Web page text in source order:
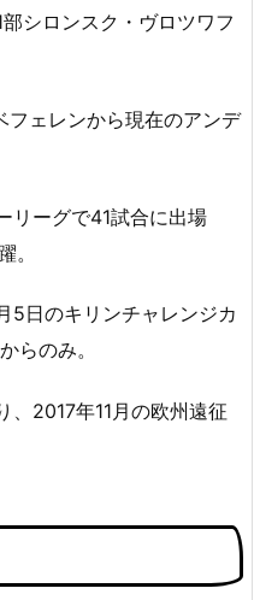
シロンスク・ヴロツワフ
フェレンから現在のアンデ
リーグで41試合に出場
。
5日のキリンチャレンジカ
らのみ。
、2017年11月の欧州遠征